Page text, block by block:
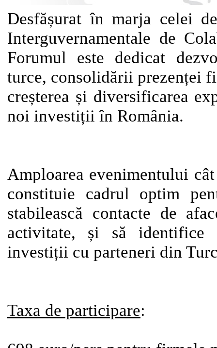
Desfășurat în marja celei
Interguvernamentale de
Forumul este dedicat
turce, consolidării prezenței
creșterea și diversificarea
noi investiții în România.
Amploarea evenimentului
constituie cadrul optim
stabilească contacte de
activitate, și să identifice
investiții cu parteneri din
Taxa de participare: